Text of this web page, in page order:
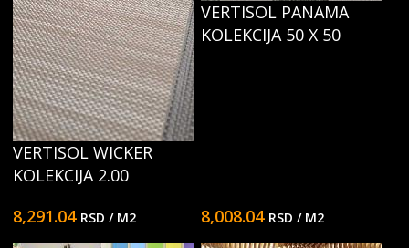
VERTISOL WICKER
KOLEKCIJA 2.00
8,291.04 RSD / M2
VERTISOL PANAMA
KOLEKCIJA 50 X 50
8,008.04 RSD / M2